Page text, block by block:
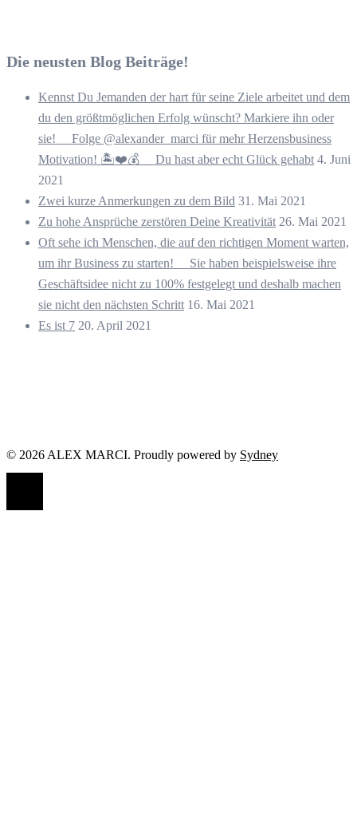
Die neusten Blog Beiträge!
Kennst Du Jemanden der hart für seine Ziele arbeitet und dem
du den größtmöglichen Erfolg wünscht? Markiere ihn oder
sie! ⠀ Folge @alexander_marci für mehr Herzensbusiness
Motivation! 🏝️❤️💰 ⠀ Du hast aber echt Glück gehabt 4. Juni
2021
Zwei kurze Anmerkungen zu dem Bild 31. Mai 2021
Zu hohe Ansprüche zerstören Deine Kreativität 26. Mai 2021
Oft sehe ich Menschen, die auf den richtigen Moment warten,
um ihr Business zu starten! ⠀ Sie haben beispielsweise ihre
Geschäftsidee nicht zu 100% festgelegt und deshalb machen
sie nicht den nächsten Schritt 16. Mai 2021
Es ist 7 20. April 2021
© 2026 ALEX MARCI. Proudly powered by Sydney